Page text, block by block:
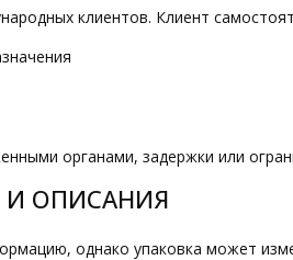
клиентов. Клиент
органами, задержки или
И ОПИСАНИЯ
однако упаковка может